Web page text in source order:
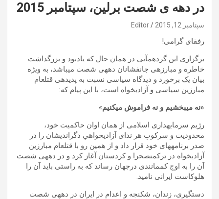
در دهه ی شصت برلین، سپتامبر 2015
سپتامبر 12, 2015 Editor
رفقای گرامی!
برگزاری این گردهمآیی در همان حال که یادبود و بزرگداشت
خاطره و مبارزهی جانفشانان دههی شصت میباشد، به ویژه
بیان یک برخورد و دیدگاه سیاسی نسبت به پدیدهی قتلعام
مبارزین سیاسی و آزادیخواه است، با این پیام که:
«نه میبخشیم و نه فراموش میکنیم»
رژیم سرمایهداری اسلامی از همان اوان حاکمیت خود،
محدودیت و سرکوبِ هر ندای آزادیخواهیِ دگراندیشان را در
صدر برنامههای خود قرار داد و از همین رو با قتلعام مبارزین
آزادیخواه در ترکمنصحرا و کردستان آغاز کرد و در دههی شصت
آن را به اوج کممانندی درجهان رساند که به راستی باید آن را
هلوکاست ایرانی نامید.
دستگیری، زندان، شکنجه و اعدام در ایران در دههی شصت